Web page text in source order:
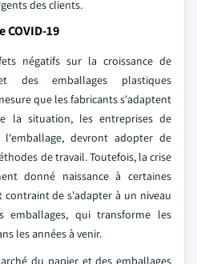
des clients.
COVID-19
négatifs sur la croissance de
des emballages plastiques
que les fabricants s'adaptent
la situation, les entreprises de
devront adopter de
de travail. Toutefois, la crise
donné naissance à certaines
de s'adapter à un niveau
emballages, qui transforme les
les années à venir.
du papier et des emballages